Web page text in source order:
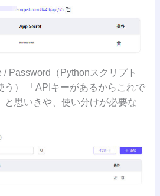
/ Password（Pythonスクリプト
う） 「APIキーがあるからこれで
と思いきや、使い分けが必要な